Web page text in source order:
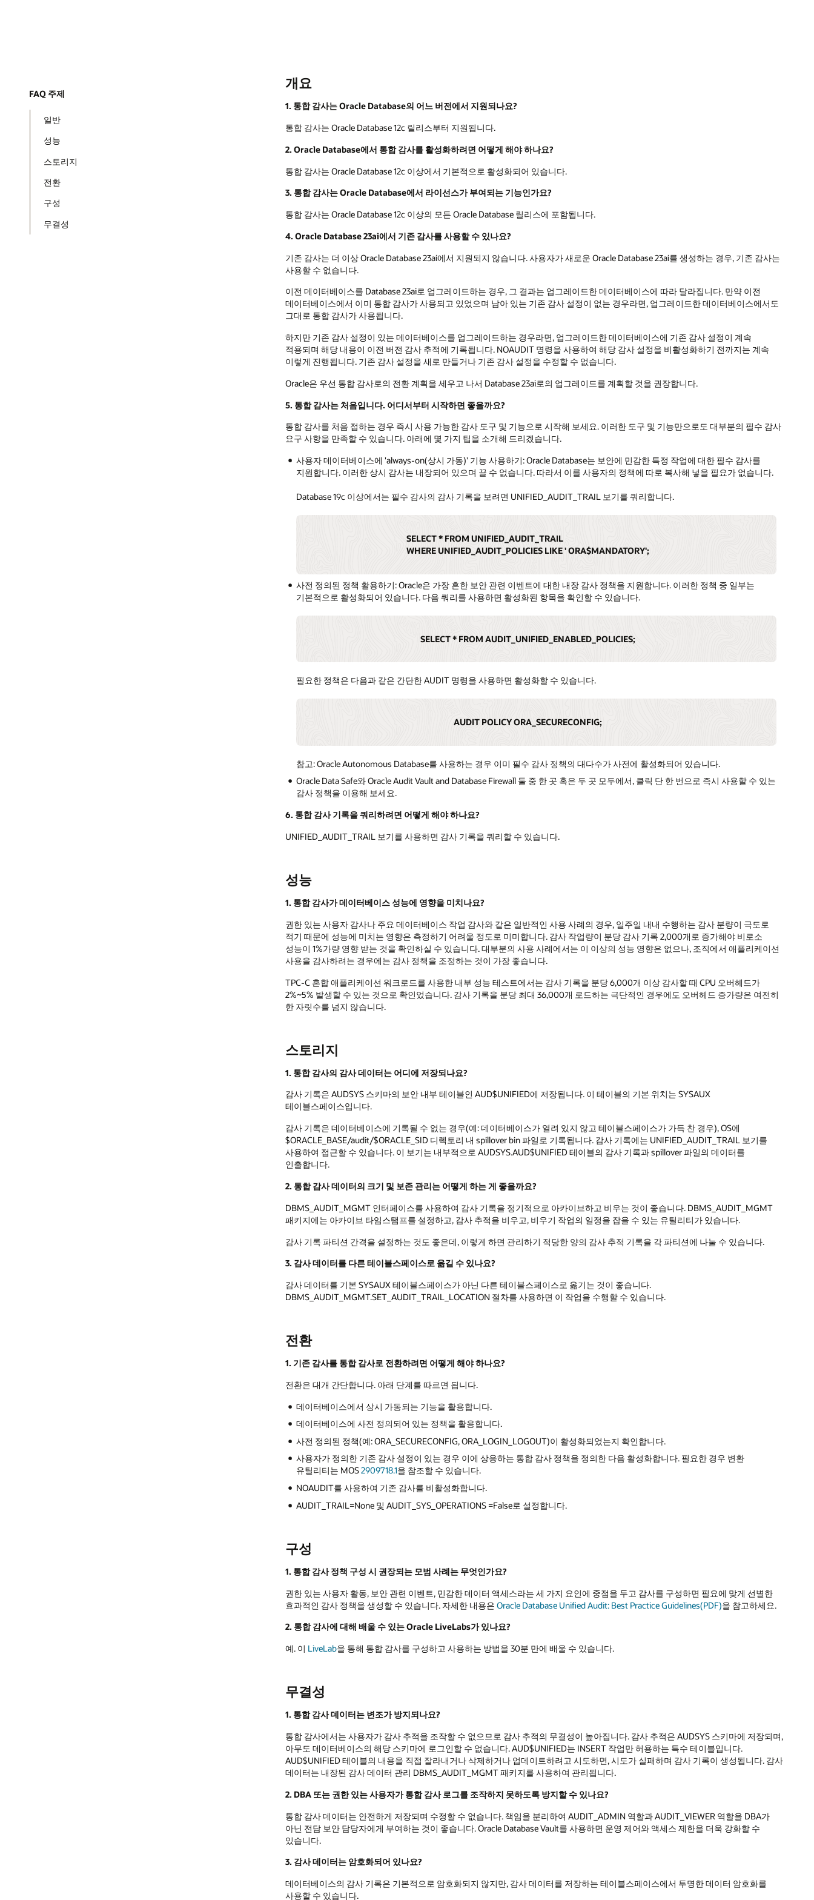
FAQ 주제
일반
성능
스토리지
전환
구성
무결성
개요
1. 통합 감사는 Oracle Database의 어느 버전에서 지원되나요?
통합 감사는 Oracle Database 12c 릴리스부터 지원됩니다.
2. Oracle Database에서 통합 감사를 활성화하려면 어떻게 해야 하나요?
통합 감사는 Oracle Database 12c 이상에서 기본적으로 활성화되어 있습니다.
3. 통합 감사는 Oracle Database에서 라이선스가 부여되는 기능인가요?
통합 감사는 Oracle Database 12c 이상의 모든 Oracle Database 릴리스에 포함됩니다.
4. Oracle Database 23ai에서 기존 감사를 사용할 수 있나요?
기존 감사는 더 이상 Oracle Database 23ai에서 지원되지 않습니다. 사용자가 새로운 Oracle Database 23ai를 생성하는 경우, 기존 감사는
사용할 수 없습니다.
이전 데이터베이스를 Database 23ai로 업그레이드하는 경우, 그 결과는 업그레이드한 데이터베이스에 따라 달라집니다. 만약 이전
데이터베이스에서 이미 통합 감사가 사용되고 있었으며 남아 있는 기존 감사 설정이 없는 경우라면, 업그레이드한 데이터베이스에서도
그대로 통합 감사가 사용됩니다.
하지만 기존 감사 설정이 있는 데이터베이스를 업그레이드하는 경우라면, 업그레이드한 데이터베이스에 기존 감사 설정이 계속
적용되며 해당 내용이 이전 버전 감사 추적에 기록됩니다. NOAUDIT 명령을 사용하여 해당 감사 설정을 비활성화하기 전까지는 계속
이렇게 진행됩니다. 기존 감사 설정을 새로 만들거나 기존 감사 설정을 수정할 수 없습니다.
Oracle은 우선 통합 감사로의 전환 계획을 세우고 나서 Database 23ai로의 업그레이드를 계획할 것을 권장합니다.
5. 통합 감사는 처음입니다. 어디서부터 시작하면 좋을까요?
통합 감사를 처음 접하는 경우 즉시 사용 가능한 감사 도구 및 기능으로 시작해 보세요. 이러한 도구 및 기능만으로도 대부분의 필수 감사
요구 사항을 만족할 수 있습니다. 아래에 몇 가지 팁을 소개해 드리겠습니다.
사용자 데이터베이스에 'always-on(상시 가동)' 기능 사용하기: Oracle Database는 보안에 민감한 특정 작업에 대한 필수 감사를
지원합니다. 이러한 상시 감사는 내장되어 있으며 끌 수 없습니다. 따라서 이를 사용자의 정책에 따로 복사해 넣을 필요가 없습니다.
Database 19c 이상에서는 필수 감사의 감사 기록을 보려면 UNIFIED_AUDIT_TRAIL 보기를 쿼리합니다.
SELECT * FROM UNIFIED_AUDIT_TRAIL
WHERE UNIFIED_AUDIT_POLICIES LIKE ' ORA$MANDATORY';
사전 정의된 정책 활용하기: Oracle은 가장 흔한 보안 관련 이벤트에 대한 내장 감사 정책을 지원합니다. 이러한 정책 중 일부는
기본적으로 활성화되어 있습니다. 다음 쿼리를 사용하면 활성화된 항목을 확인할 수 있습니다.
SELECT * FROM AUDIT_UNIFIED_ENABLED_POLICIES;
필요한 정책은 다음과 같은 간단한 AUDIT 명령을 사용하면 활성화할 수 있습니다.
AUDIT POLICY ORA_SECURECONFIG;
참고: Oracle Autonomous Database를 사용하는 경우 이미 필수 감사 정책의 대다수가 사전에 활성화되어 있습니다.
Oracle Data Safe와 Oracle Audit Vault and Database Firewall 둘 중 한 곳 혹은 두 곳 모두에서, 클릭 단 한 번으로 즉시 사용할 수 있는
감사 정책을 이용해 보세요.
6. 통합 감사 기록을 쿼리하려면 어떻게 해야 하나요?
UNIFIED_AUDIT_TRAIL 보기를 사용하면 감사 기록을 쿼리할 수 있습니다.
성능
1. 통합 감사가 데이터베이스 성능에 영향을 미치나요?
권한 있는 사용자 감사나 주요 데이터베이스 작업 감사와 같은 일반적인 사용 사례의 경우, 일주일 내내 수행하는 감사 분량이 극도로
적기 때문에 성능에 미치는 영향은 측정하기 어려울 정도로 미미합니다. 감사 작업량이 분당 감사 기록 2,000개로 증가해야 비로소
성능이 1%가량 영향 받는 것을 확인하실 수 있습니다. 대부분의 사용 사례에서는 이 이상의 성능 영향은 없으나, 조직에서 애플리케이션
사용을 감사하려는 경우에는 감사 정책을 조정하는 것이 가장 좋습니다.
TPC-C 혼합 애플리케이션 워크로드를 사용한 내부 성능 테스트에서는 감사 기록을 분당 6,000개 이상 감사할 때 CPU 오버헤드가
2%~5% 발생할 수 있는 것으로 확인었습니다. 감사 기록을 분당 최대 36,000개 로드하는 극단적인 경우에도 오버헤드 증가량은 여전히
한 자릿수를 넘지 않습니다.
스토리지
1. 통합 감사의 감사 데이터는 어디에 저장되나요?
감사 기록은 AUDSYS 스키마의 보안 내부 테이블인 AUD$UNIFIED에 저장됩니다. 이 테이블의 기본 위치는 SYSAUX
테이블스페이스입니다.
감사 기록은 데이터베이스에 기록될 수 없는 경우(예: 데이터베이스가 열려 있지 않고 테이블스페이스가 가득 찬 경우), OS에
$ORACLE_BASE/audit/$ORACLE_SID 디렉토리 내 spillover bin 파일로 기록됩니다. 감사 기록에는 UNIFIED_AUDIT_TRAIL 보기를
사용하여 접근할 수 있습니다. 이 보기는 내부적으로 AUDSYS.AUD$UNIFIED 테이블의 감사 기록과 spillover 파일의 데이터를
인출합니다.
2. 통합 감사 데이터의 크기 및 보존 관리는 어떻게 하는 게 좋을까요?
DBMS_AUDIT_MGMT 인터페이스를 사용하여 감사 기록을 정기적으로 아카이브하고 비우는 것이 좋습니다. DBMS_AUDIT_MGMT
패키지에는 아카이브 타임스탬프를 설정하고, 감사 추적을 비우고, 비우기 작업의 일정을 잡을 수 있는 유틸리티가 있습니다.
감사 기록 파티션 간격을 설정하는 것도 좋은데, 이렇게 하면 관리하기 적당한 양의 감사 추적 기록을 각 파티션에 나눌 수 있습니다.
3. 감사 데이터를 다른 테이블스페이스로 옮길 수 있나요?
감사 데이터를 기본 SYSAUX 테이블스페이스가 아닌 다른 테이블스페이스로 옮기는 것이 좋습니다.
DBMS_AUDIT_MGMT.SET_AUDIT_TRAIL_LOCATION 절차를 사용하면 이 작업을 수행할 수 있습니다.
전환
1. 기존 감사를 통합 감사로 전환하려면 어떻게 해야 하나요?
전환은 대개 간단합니다. 아래 단계를 따르면 됩니다.
데이터베이스에서 상시 가동되는 기능을 활용합니다.
데이터베이스에 사전 정의되어 있는 정책을 활용합니다.
사전 정의된 정책(예: ORA_SECURECONFIG, ORA_LOGIN_LOGOUT)이 활성화되었는지 확인합니다.
사용자가 정의한 기존 감사 설정이 있는 경우 이에 상응하는 통합 감사 정책을 정의한 다음 활성화합니다. 필요한 경우 변환
유틸리티는 MOS2909718.1을 참조할 수 있습니다.
NOAUDIT를 사용하여 기존 감사를 비활성화합니다.
AUDIT_TRAIL=None 및 AUDIT_SYS_OPERATIONS =False로 설정합니다.
구성
1. 통합 감사 정책 구성 시 권장되는 모범 사례는 무엇인가요?
권한 있는 사용자 활동, 보안 관련 이벤트, 민감한 데이터 액세스라는 세 가지 요인에 중점을 두고 감사를 구성하면 필요에 맞게 선별한
효과적인 감사 정책을 생성할 수 있습니다. 자세한 내용은Oracle Database Unified Audit: Best Practice Guidelines(PDF)을 참고하세요.
2. 통합 감사에 대해 배울 수 있는 Oracle LiveLabs가 있나요?
예. 이 LiveLab을 통해 통합 감사를 구성하고 사용하는 방법을 30분 만에 배울 수 있습니다.
무결성
1. 통합 감사 데이터는 변조가 방지되나요?
통합 감사에서는 사용자가 감사 추적을 조작할 수 없으므로 감사 추적의 무결성이 높아집니다. 감사 추적은 AUDSYS 스키마에 저장되며,
아무도 데이터베이스의 해당 스키마에 로그인할 수 없습니다. AUD$UNIFIED는 INSERT 작업만 허용하는 특수 테이블입니다.
AUD$UNIFIED 테이블의 내용을 직접 잘라내거나 삭제하거나 업데이트하려고 시도하면, 시도가 실패하며 감사 기록이 생성됩니다. 감사
데이터는 내장된 감사 데이터 관리 DBMS_AUDIT_MGMT 패키지를 사용하여 관리됩니다.
2. DBA 또는 권한 있는 사용자가 통합 감사 로그를 조작하지 못하도록 방지할 수 있나요?
통합 감사 데이터는 안전하게 저장되며 수정할 수 없습니다. 책임을 분리하여 AUDIT_ADMIN 역할과 AUDIT_VIEWER 역할을 DBA가
아닌 전담 보안 담당자에게 부여하는 것이 좋습니다. Oracle Database Vault를 사용하면 운영 제어와 액세스 제한을 더욱 강화할 수
있습니다.
3. 감사 데이터는 암호화되어 있나요?
데이터베이스의 감사 기록은 기본적으로 암호화되지 않지만, 감사 데이터를 저장하는 테이블스페이스에서 투명한 데이터 암호화를
사용할 수 있습니다.